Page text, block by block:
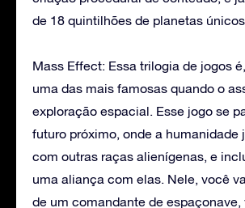
de 18 quintilhões de planetas
Mass Effect: Essa trilogia de jogos
uma das mais famosas quando o
exploração espacial. Esse jogo se
futuro próximo, onde a humanidade
com outras raças alienígenas, e
uma aliança com elas. Nele, você
de um comandante de espaçonave,